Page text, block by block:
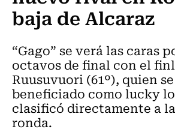
baja de Alcaraz
“Gago” se verá las caras
octavos de final con el
Ruusuvuori (61º), quien
beneficiado como lucky
clasificó directamente a
ronda.